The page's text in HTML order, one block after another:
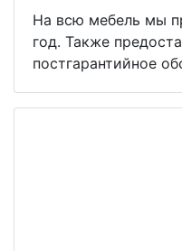
На всю мебель мы
год. Также
постгарантийное